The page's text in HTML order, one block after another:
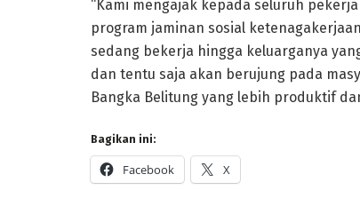
“Kami mengajak kepada seluruh
program jaminan sosial
sedang bekerja hingga keluarganya
dan tentu saja akan berujung pada
Bangka Belitung yang lebih produktif
Bagikan ini:
Facebook X